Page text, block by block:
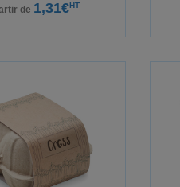
de 1,31€HT